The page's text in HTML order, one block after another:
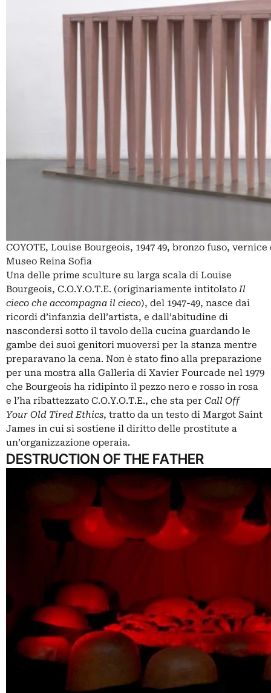
COYOTE, Louise Bourgeois, 1947 49, bronzo fuso,
Museo Reina Sofia
Una delle prime sculture su larga scala di Louise
Bourgeois, C.O.Y.O.T.E. (originariamente intitolato Il
cieco che accompagna il cieco), del 1947-49, nasce dai
ricordi d’infanzia dell’artista, e dall’abitudine di
nascondersi sotto il tavolo della cucina guardando le
gambe dei suoi genitori muoversi per la stanza mentre
preparavano la cena. Non è stato fino alla preparazione
per una mostra alla Galleria di Xavier Fourcade nel 1979
che Bourgeois ha ridipinto il pezzo nero e rosso in rosa
e l’ha ribattezzato C.O.Y.O.T.E., che sta per Call Off
Your Old Tired Ethics, tratto da un testo di Margot Saint
James in cui si sostiene il diritto delle prostitute a
un’organizzazione operaia.
DESTRUCTION OF THE FATHER